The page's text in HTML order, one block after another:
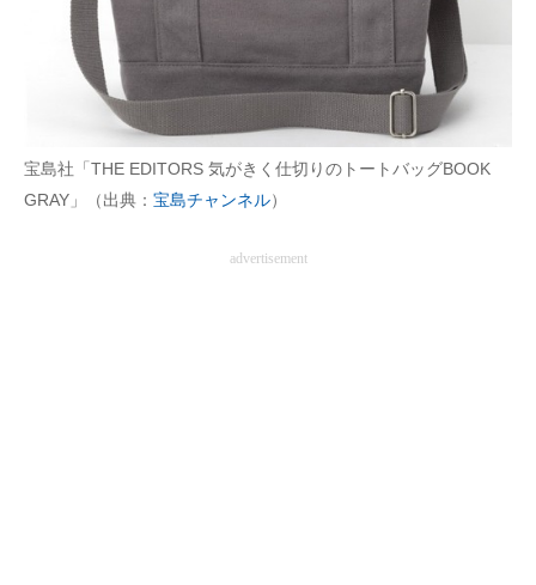
宝島社「THE EDITORS 気がきく仕切りのトートバッグBOOK
GRAY」（出典： 宝島チャンネル）
advertisement